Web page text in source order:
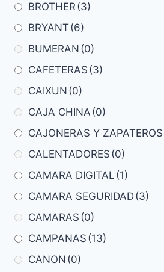
BROTHER(3)
BRYANT (6)
BUMERAN (0)
CAFETERAS (3)
CAIXUN (0)
CAJA CHINA (0)
CAJONERAS Y ZAPATEROS
CALENTADORES (0)
CAMARA DIGITAL (1)
CAMARA SEGURIDAD(3)
CAMARAS (0)
CAMPANAS (13)
CANON (0)